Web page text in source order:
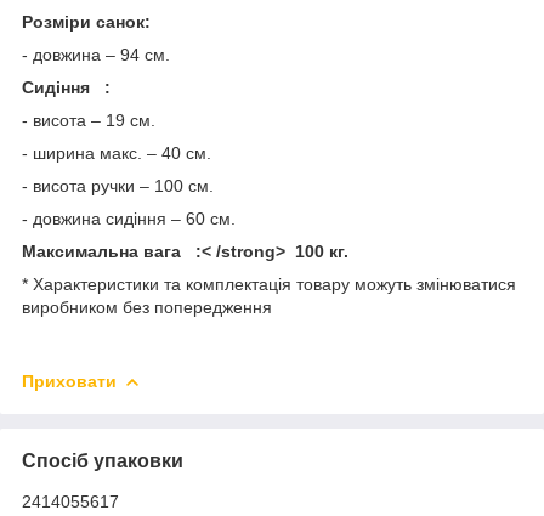
Розміри санок:
- довжина – 94 см.
Сидіння
:
- висота – 19 см.
- ширина макс. – 40 см.
- висота ручки – 100 см.
- довжина сидіння – 60 см.
Максимальна вага
:< /strong> 100 кг.
* Характеристики та комплектація товару можуть змінюватися
виробником без попередження
Приховати
Спосіб упаковки
2414055617